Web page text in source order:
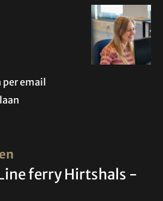
ferry Hirtshals -
per email